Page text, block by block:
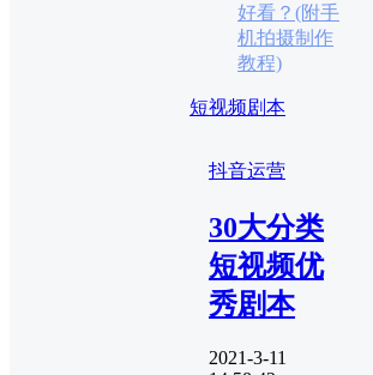
好看？(附手
机拍摄制作
教程)
短视频剧本
抖音运营
30大分类
短视频优
秀剧本
2021-3-11